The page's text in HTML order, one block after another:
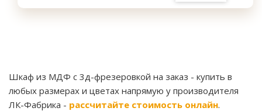
Шкаф из МДФ с 3д-фрезеровкой на заказ - купить в
любых размерах и цветах напрямую у производителя
ЛК-Фабрика - рассчитайте стоимость онлайн.